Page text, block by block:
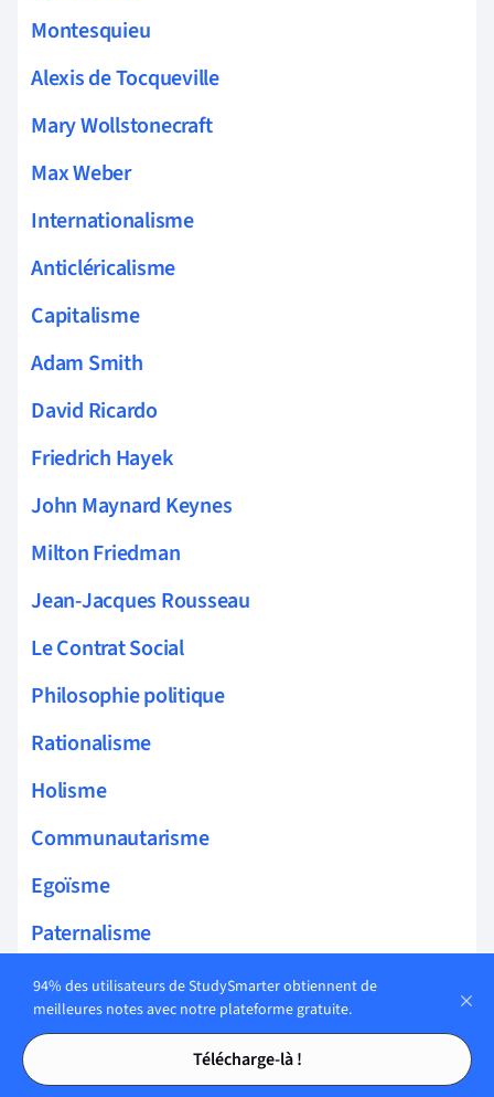
Tables des matières
Tables des matières
Montesquieu
Alexis de Tocqueville
Mary Wollstonecraft
Max Weber
Internationalisme
Anticléricalisme
Capitalisme
Adam Smith
David Ricardo
Friedrich Hayek
John Maynard Keynes
Milton Friedman
Jean-Jacques Rousseau
Le Contrat Social
Philosophie politique
Rationalisme
Holisme
Communautarisme
Egoïsme
Paternalisme
Relativisme culturel
Individualisme
Friedrich Nietzsche
94% des utilisateurs de StudySmarter obtiennent de
meilleures notes avec notre plateforme gratuite.
Télécharge-là !